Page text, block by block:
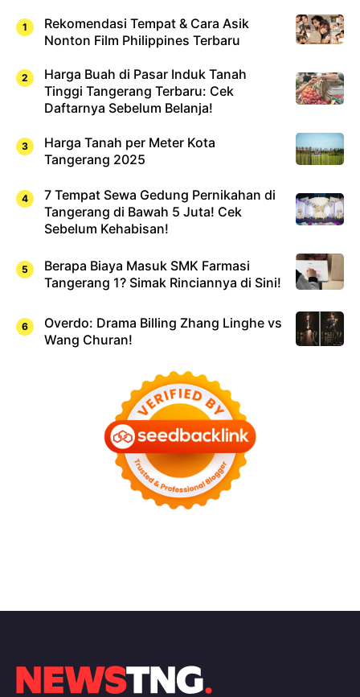
Rekomendasi Tempat & Cara Asik
Nonton Film Philippines Terbaru
Harga Buah di Pasar Induk Tanah
Tinggi Tangerang Terbaru: Cek
Daftarnya Sebelum Belanja!
Harga Tanah per Meter Kota
Tangerang 2025
7 Tempat Sewa Gedung Pernikahan di
Tangerang di Bawah 5 Juta! Cek
Sebelum Kehabisan!
Berapa Biaya Masuk SMK Farmasi
Tangerang 1? Simak Rinciannya di Sini!
Overdo: Drama Billing Zhang Linghe vs
Wang Churan!